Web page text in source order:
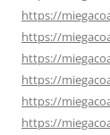
https://
https://
https://
https://
https://
https://